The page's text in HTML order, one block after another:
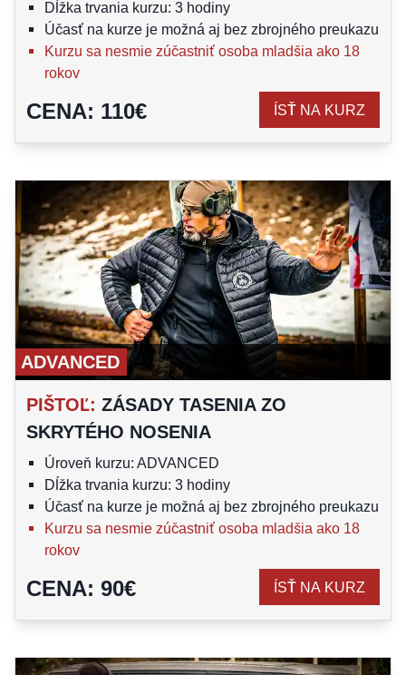
Dĺžka trvania kurzu: 3 hodiny
Účasť na kurze je možná aj bez zbrojného preukazu
Kurzu sa nesmie zúčastniť osoba mladšia ako 18
rokov
CENA: 110€ ÍSŤ NA KURZ
ADVANCED
PIŠTOĽ: ZÁSADY TASENIA ZO
SKRYTÉHO NOSENIA
Úroveň kurzu: ADVANCED
Dĺžka trvania kurzu: 3 hodiny
Účasť na kurze je možná aj bez zbrojného preukazu
Kurzu sa nesmie zúčastniť osoba mladšia ako 18
rokov
CENA: 90€ ÍSŤ NA KURZ